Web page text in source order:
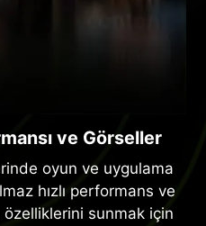
ve Görseller
oyun ve uygulama
hızlı performans ve
sunmak için